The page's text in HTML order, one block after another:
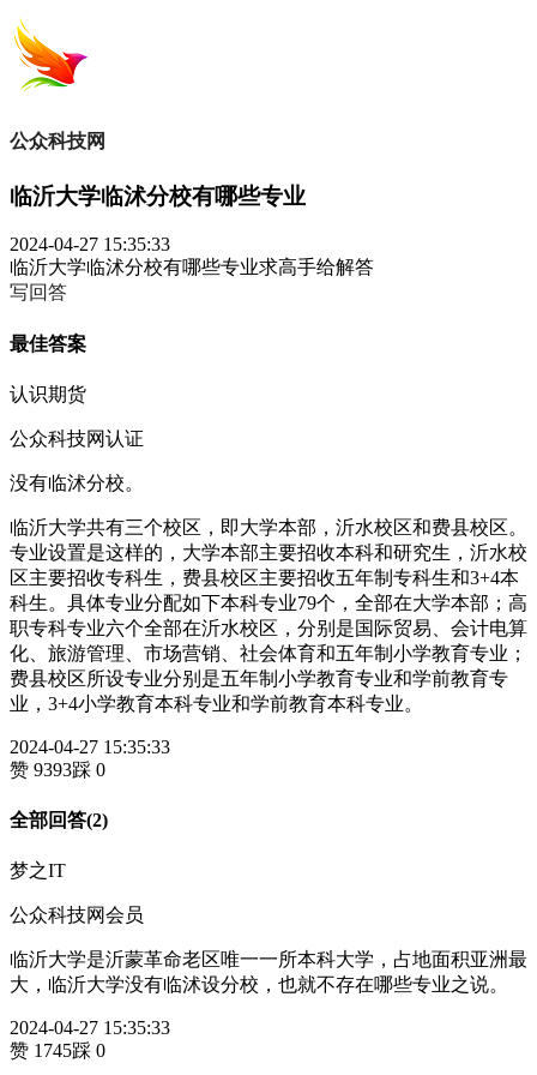
公众科技网
临沂大学临沭分校有哪些专业
2024-04-27 15:35:33
临沂大学临沭分校有哪些专业求高手给解答
写回答
最佳答案
认识期货
公众科技网认证
没有临沭分校。
临沂大学共有三个校区，即大学本部，沂水校区和费县校区。
专业设置是这样的，大学本部主要招收本科和研究生，沂水校
区主要招收专科生，费县校区主要招收五年制专科生和3+4本
科生。具体专业分配如下本科专业79个，全部在大学本部；高
职专科专业六个全部在沂水校区，分别是国际贸易、会计电算
化、旅游管理、市场营销、社会体育和五年制小学教育专业；
费县校区所设专业分别是五年制小学教育专业和学前教育专
业，3+4小学教育本科专业和学前教育本科专业。
2024-04-27 15:35:33
赞 9393踩 0
全部回答(2)
梦之IT
公众科技网会员
临沂大学是沂蒙革命老区唯一一所本科大学，占地面积亚洲最
大，临沂大学没有临沭设分校，也就不存在哪些专业之说。
2024-04-27 15:35:33
赞 1745踩 0